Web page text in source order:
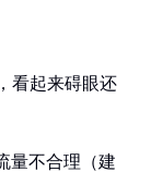
看起来碍眼还
量不合理（建